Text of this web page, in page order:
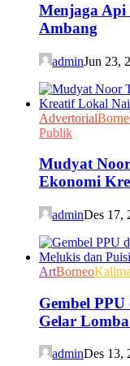
Menjaga Api
Ambang
adminJun 23,
Advertorial
Publik
Mudyat
Ekonomi
adminDes 17,
ArtBorneo
Gembel
Gelar
adminDes 13,